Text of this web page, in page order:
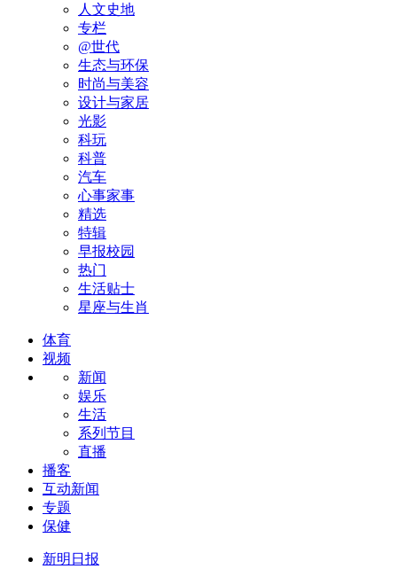
人文史地
专栏
@世代
生态与环保
时尚与美容
设计与家居
光影
科玩
科普
汽车
心事家事
精选
特辑
早报校园
热门
生活贴士
星座与生肖
体育
视频
新闻
娱乐
生活
系列节目
直播
播客
互动新闻
专题
保健
新明日报